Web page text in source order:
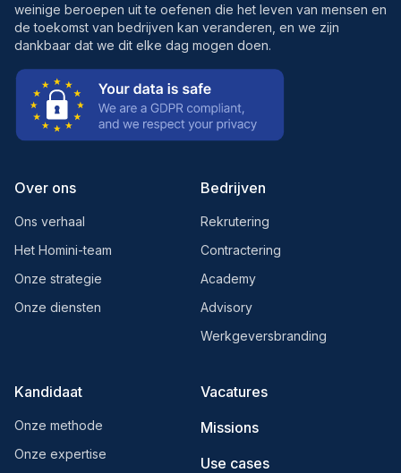
weinige beroepen uit te oefenen die het leven van mensen en
de toekomst van bedrijven kan veranderen, en we zijn
dankbaar dat we dit elke dag mogen doen.
Over ons
Ons verhaal
Het Homini-team
Onze strategie
Onze diensten
Bedrijven
Rekrutering
Contractering
Academy
Advisory
Werkgeversbranding
Kandidaat
Onze methode
Onze expertise
Vacatures
Missions
Use cases